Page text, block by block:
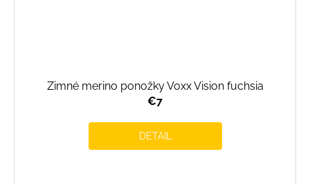
Zimné merino ponožky Voxx Vision fuchsia
€7
DETAIL